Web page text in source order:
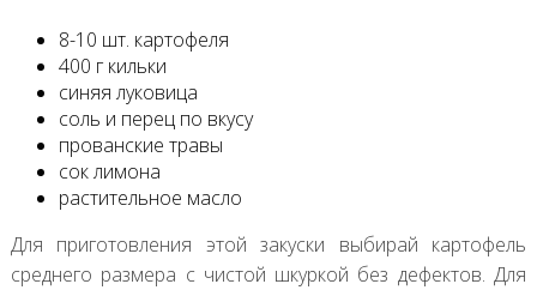
8-10 шт. картофеля
400 г кильки
синяя луковица
соль и перец по вкусу
прованские травы
сок лимона
растительное масло
Для приготовления этой закуски выбирай картофель
среднего размера с чистой шкуркой без дефектов. Для